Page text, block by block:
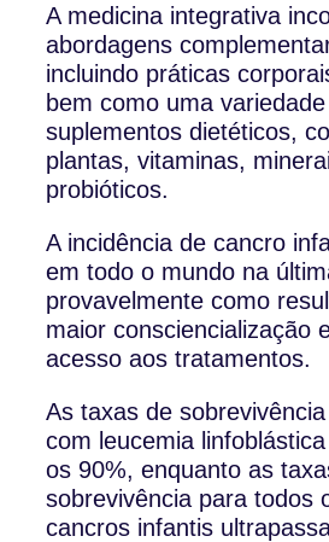
A medicina integrativa
abordagens
incluindo práticas
bem como uma
suplementos dietéticos,
plantas, vitaminas,
probióticos.
A incidência de cancro
em todo o mundo na
provavelmente como
maior consciencialização
acesso aos tratamentos.
As taxas de
com leucemia
os 90%, enquanto as
sobrevivência para todos
cancros infantis